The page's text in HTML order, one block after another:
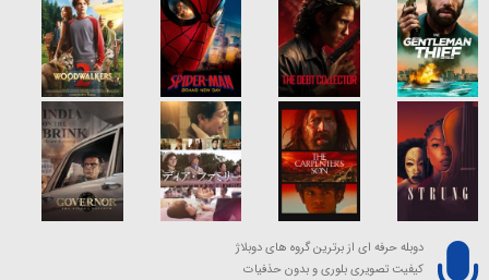
دوبله حرفه ای از برترین گروه های دوبلاژ
کیفیت تصویری بلوری و بدون حذفیات